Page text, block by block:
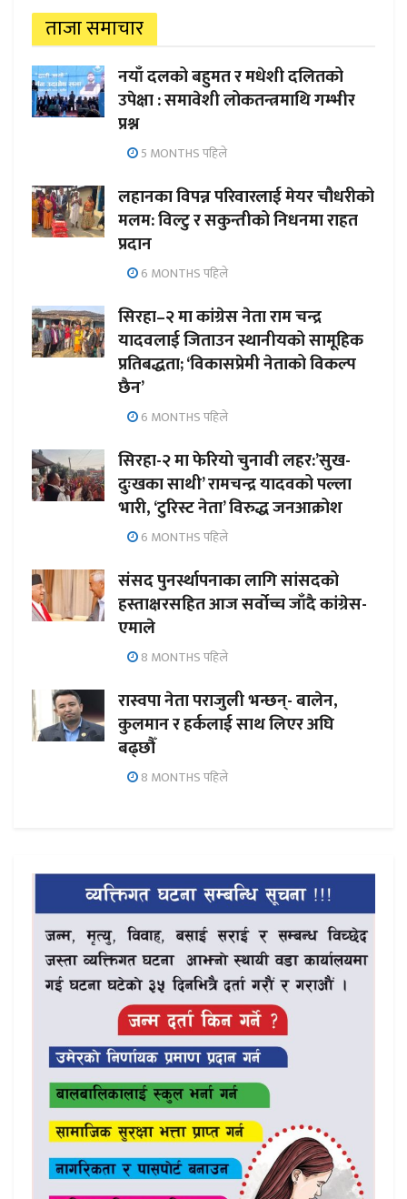
ताजा समाचार
नयाँ दलको बहुमत र मधेशी दलितको
उपेक्षा : समावेशी लोकतन्त्रमाथि गम्भीर
प्रश्न
5 MONTHS पहिले
लहानका विपन्न परिवारलाई मेयर चौधरीको
मलम: विल्टु र सकुन्तीको निधनमा राहत
प्रदान
6 MONTHS पहिले
सिरहा–२ मा कांग्रेस नेता राम चन्द्र
यादवलाई जिताउन स्थानीयको सामूहिक
प्रतिबद्धता; ‘विकासप्रेमी नेताको विकल्प
छैन’
6 MONTHS पहिले
सिरहा-२ मा फेरियो चुनावी लहर:’सुख-
दुःखका साथी’ रामचन्द्र यादवको पल्ला
भारी, ‘टुरिस्ट नेता’ विरुद्ध जनआक्रोश
6 MONTHS पहिले
संसद पुनर्स्थापनाका लागि सांसदको
हस्ताक्षरसहित आज सर्वोच्च जाँदै कांग्रेस-
एमाले
8 MONTHS पहिले
रास्वपा नेता पराजुली भन्छन्- बालेन,
कुलमान र हर्कलाई साथ लिएर अघि
बढ्छौँ
8 MONTHS पहिले